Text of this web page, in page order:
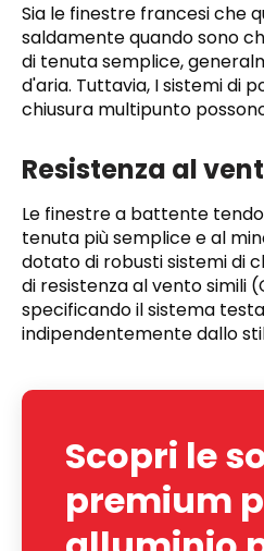
Sia le finestre francesi che
saldamente quando sono
di tenuta semplice,
d'aria. Tuttavia, I sistemi di
chiusura multipunto
Resistenza al
Le finestre a battente
tenuta più semplice e al
dotato di robusti sistemi di
di resistenza al vento simili
specificando il sistema
indipendentemente dallo
Scopri le
premium